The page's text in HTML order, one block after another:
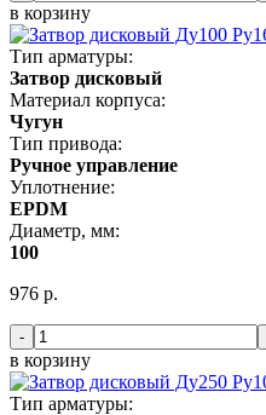
в корзину
Тип арматуры:
Затвор дисковый
Материал корпуса:
Чугун
Тип привода:
Ручное управление
Уплотнение:
EPDM
Диаметр, мм:
100
976 р.
-
в корзину
Тип арматуры: